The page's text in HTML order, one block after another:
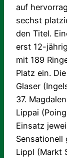
auf
sechst
den Titel.
erst 12-
mit 189
Platz ein.
Glaser
37.
Lippai
Einsatz
Sensationell
Lippl (Markt